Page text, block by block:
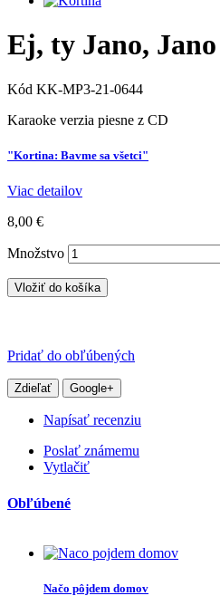
Ej, ty Jano, Jano
Kód KK-MP3-21-0644
Karaoke verzia piesne z CD
"Kortina: Bavme sa všetci"
Viac detailov
8,00 €
Množstvo
Vložiť do košíka
Pridať do obľúbených
Zdieľať Google+
Napísať recenziu
Poslať známemu
Vytlačiť
Obľúbené
Načo pôjdem domov